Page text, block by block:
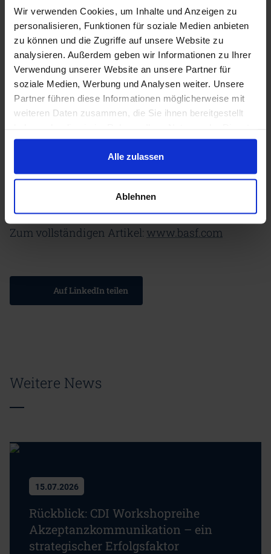
Wir verwenden Cookies, um Inhalte und Anzeigen zu
personalisieren, Funktionen für soziale Medien anbieten
zu können und die Zugriffe auf unsere Website zu
analysieren. Außerdem geben wir Informationen zu Ihrer
Verwendung unserer Website an unsere Partner für
soziale Medien, Werbung und Analysen weiter. Unsere
Partner führen diese Informationen möglicherweise mit
weiteren Daten zusammen, die Sie ihnen bereitgestellt
gesammelt haben.
Alle zulassen
Ablehnen
auszubauen“, erklärte Dr. Robert Preusche, Leiter
Transformation Erneuerbare Energien am BASF-
Standort Schwarzheide und Co-Geschäftsführer
der BASF enviaM Solarpark Schwarzheide GmbH.
Auf der für das Umspannwerk und den Solarpark
ökologische Ausgleichsmaßnahmen realisiert,
wie zum Beispiel die Anlage eines Trocken- und
Magerrasens und eines Blühstreifens sowie die
Errichtung von Nisthilfen für Brutvögel.
Zum vollständigen Artikel: www.basf.com
Auf LinkedIn teilen
Weitere News
15.07.2026
Rückblick: CDI Workshopreihe
Akzeptanzkommunikation – ein
strategischer Erfolgsfaktor